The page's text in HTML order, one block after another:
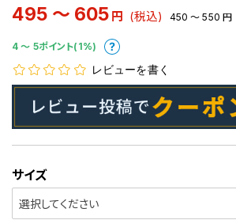
495 ～ 605 円 (税込) 450 ～ 550 円
4 〜 5ポイント(1%)
レビューを書く
サイズ
選択してください